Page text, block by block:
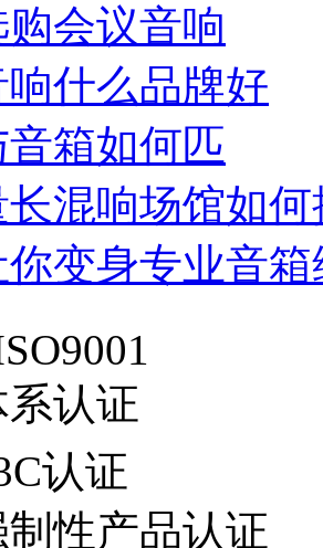
会议音响
什么品牌好
箱如何匹
长混响场馆如
你变身专业音
系认证
认证
性产品认证